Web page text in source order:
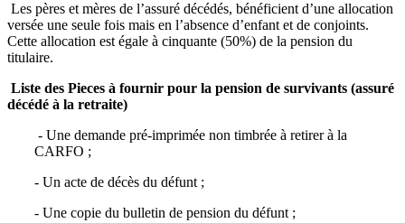
Les pères et mères de l’assuré décédés, bénéficient d’une allocation
versée une seule fois mais en l’absence d’enfant et de conjoints.
Cette allocation est égale à cinquante (50%) de la pension du
titulaire.
Liste des Pieces à fournir pour la pension de survivants (assuré
décédé à la retraite)
- Une demande pré-imprimée non timbrée à retirer à la
CARFO ;
- Un acte de décès du défunt ;
- Une copie du bulletin de pension du défunt ;